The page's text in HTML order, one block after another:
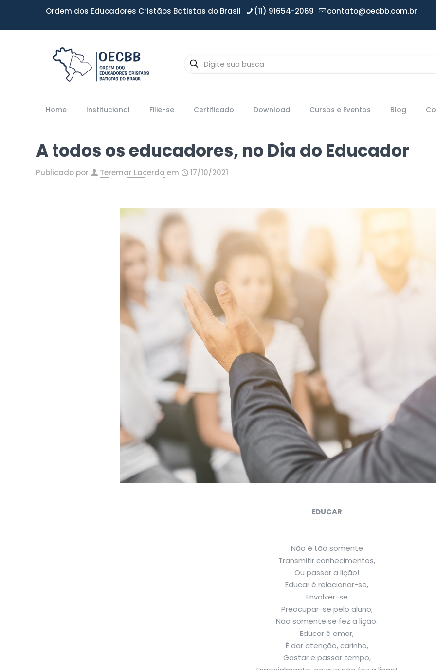
Ordem dos Educadores Cristãos Batistas do Brasil (11) 91654-2069 contato@oecbb.com.br
Home Institucional Filie-se Certificado Download Cursos e Eventos Blog
A todos os educadores, no Dia do Educador
Publicado por Teremar Lacerda em 17/10/2021
EDUCAR
Não é tão somente
Transmitir conhecimentos,
Ou passar a lição!
Educar é relacionar-se,
Envolver-se
Preocupar-se pelo aluno;
Não somente se fez a lição.
Educar é amar,
É dar atenção, carinho,
Gastar e passar tempo,